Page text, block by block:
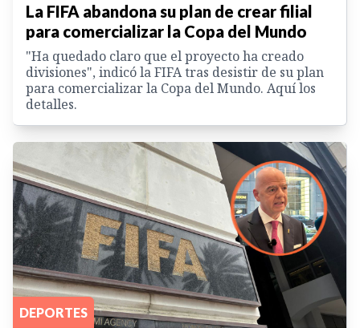
La FIFA abandona su plan de crear filial
para comercializar la Copa del Mundo
"Ha quedado claro que el proyecto ha creado
divisiones", indicó la FIFA tras desistir de su plan
para comercializar la Copa del Mundo. Aquí los
detalles.
DEPORTES